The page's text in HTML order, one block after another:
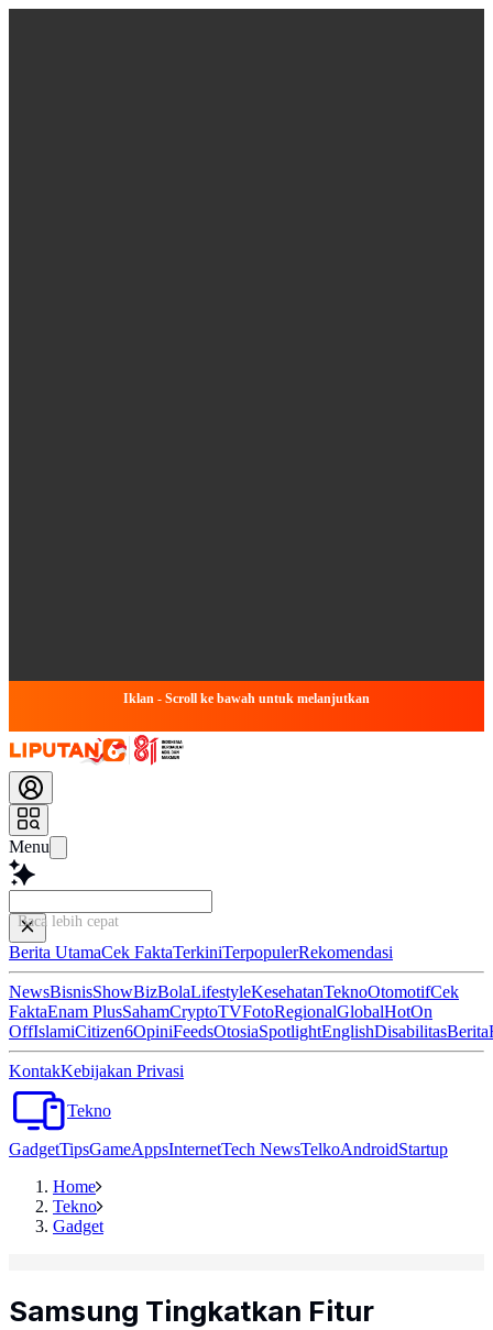
Iklan - Scroll ke bawah untuk melanjutkan
Menu
Baca lebih cepat...
Berita UtamaCek FaktaTerkiniTerpopulerRekomendasi
NewsBisnisShowBizBolaLifestyleKesehatanTeknoOtomotifCek
FaktaEnam PlusSahamCryptoTVFotoRegionalGlobalHotOn
OffIslamiCitizen6OpiniFeedsOtosiaSpotlightEnglishDisabilitasBerita
KontakKebijakan Privasi
Tekno
GadgetTipsGameAppsInternetTech NewsTelkoAndroidStartup
Home
Tekno
Gadget
Samsung Tingkatkan Fitur